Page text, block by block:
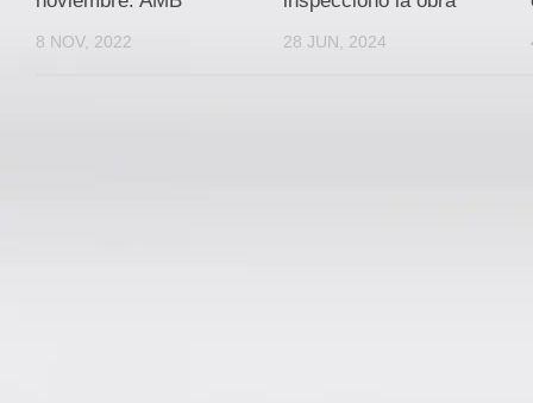
8 NOV, 2022 28 JUN, 2024